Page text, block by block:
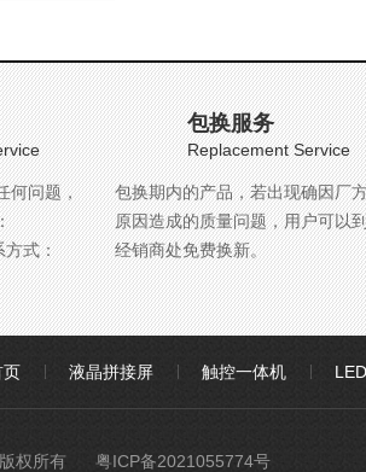
何问题，
方式：
包换服务
Replacement Service
包换期内的产品，若出现确因厂
原因造成的质量问题，用户可以
经销商处免费换新。
页 液晶拼接屏 触控一体机
权所有
粤ICP备2021055774号